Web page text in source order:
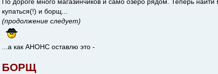
купаться(!) и борщ...
(продолжение следует)
...а как АНОНС оставлю это -
БОРЩ